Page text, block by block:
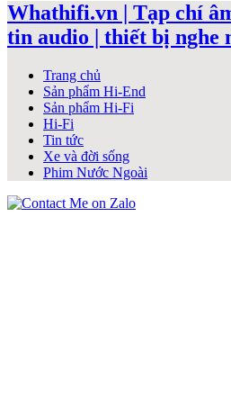
Whathifi.vn | Tạp chí
tin audio | thiết bị nghe
Trang chủ
Sản phẩm Hi-End
Sản phẩm Hi-Fi
Hi-Fi
Tin tức
Xe và đời sống
Phim Nước Ngoài